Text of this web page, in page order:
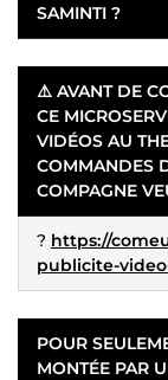
SAMINTI ?
⚠️ AVANT DE
CE
VIDÉOS AU
COMMANDES
COMPAGNE
? https://
publicite-
POUR
MONTÉE PAR